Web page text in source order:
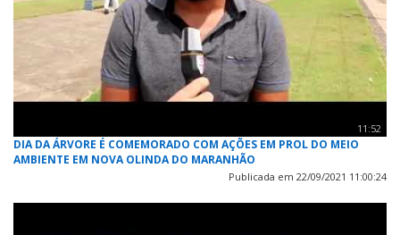
11:52
DIA DA ÁRVORE É COMEMORADO COM AÇÕES EM PROL DO MEIO
AMBIENTE EM NOVA OLINDA DO MARANHÃO
Publicada em 22/09/2021 11:00:24